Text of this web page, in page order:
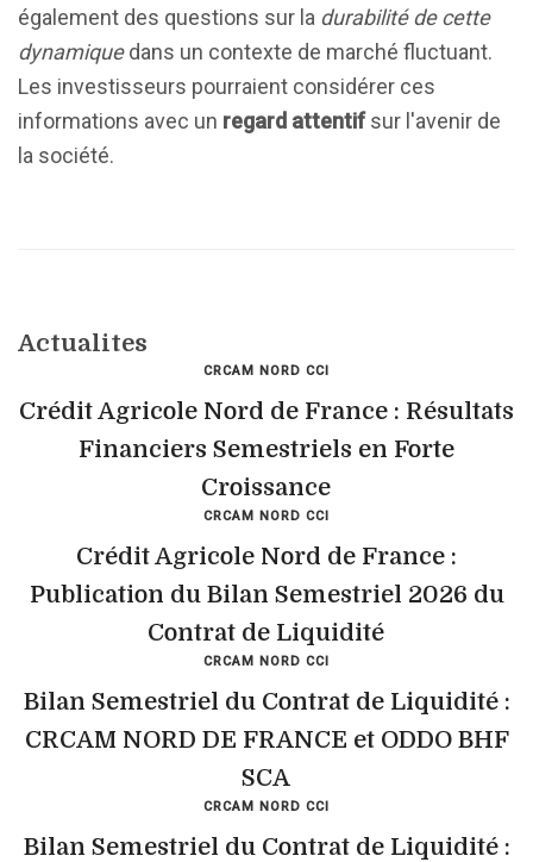
également des questions sur la durabilité de cette
dynamiquedans un contexte de marché fluctuant.
Les investisseurs pourraient considérer ces
informations avec un regard attentifsur l'avenir de
la société.
Actualites
CRCAM NORD CCI
Crédit Agricole Nord de France : Résultats
Financiers Semestriels en Forte
Croissance
CRCAM NORD CCI
Crédit Agricole Nord de France :
Publication du Bilan Semestriel 2026 du
Contrat de Liquidité
CRCAM NORD CCI
Bilan Semestriel du Contrat de Liquidité :
CRCAM NORD DE FRANCE et ODDO BHF
SCA
CRCAM NORD CCI
Bilan Semestriel du Contrat de Liquidité :